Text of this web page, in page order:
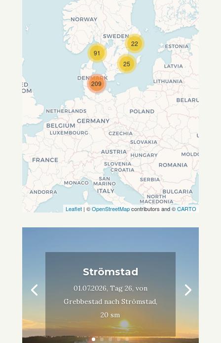
Travelers' Map wird geladen …
Wenn du dies siehst, nachdem
deine Seite vollständig geladen
wurde, fehlen leafletJS-Dateien.
22
25
209
91
Leaflet | ©OpenStreetMapcontributors and ©CARTO
Strömstad
01.07.2026, Tag 26, von
Grebbestad nach Strömstad,
20 sm